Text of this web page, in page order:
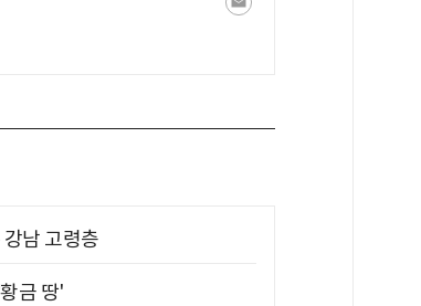
남 고령층
금 땅'